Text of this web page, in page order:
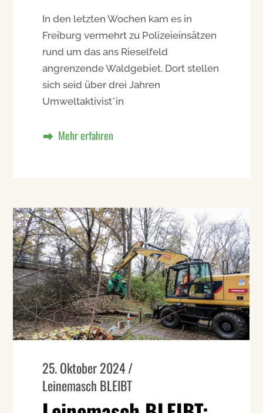
In den letzten Wochen kam es in
Freiburg vermehrt zu Polizeieinsätzen
rund um das ans Rieselfeld
angrenzende Waldgebiet. Dort stellen
sich seid über drei Jahren
Umweltaktivist*in
25. Oktober 2024
Leinemasch BLEIBT